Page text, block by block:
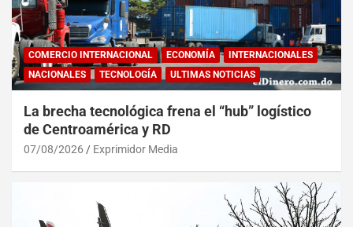
COMERCIO INTERNACIONAL ECONOMÍA
INTERNACIONALES
NACIONALES
TECNOLOGÍA ULTIMAS NOTICIAS
La brecha tecnológica frena el “hub” logístico
de Centroamérica y RD
07/08/2026 Exprimidor Media